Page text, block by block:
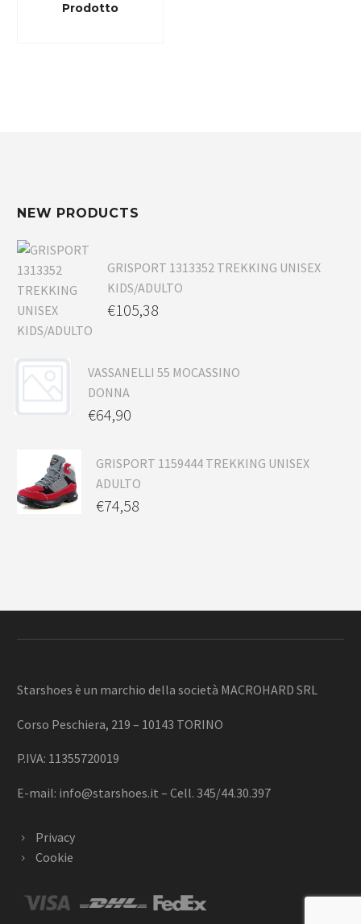
Prodotto
NEW PRODUCTS
GRISPORT 1313352 TREKKING UNISEX
KIDS/ADULTO
€105,38
VASSANELLI 55 MOCASSINO
DONNA
€64,90
GRISPORT 1159444 TREKKING UNISEX
ADULTO
€74,58
Starshoes è un marchio della società MACROHARD SRL
Corso Peschiera, 219 – 10143 TORINO
P.IVA: 11355720019
E-mail: info@starshoes.it – Cell. 345/44.30.397
Privacy
Cookie